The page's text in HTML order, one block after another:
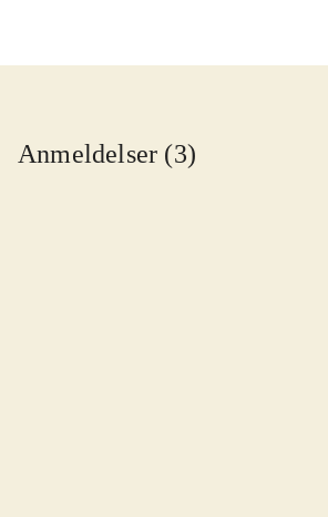
Anmeldelser (3)